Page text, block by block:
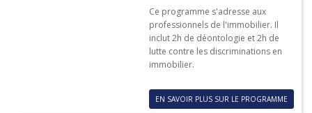
Ce programme s'adresse aux
professionnels de l'immobilier. Il
inclut 2h de déontologie et 2h de
lutte contre les discriminations en
immobilier.
EN SAVOIR PLUS SUR LE PROGRAMME